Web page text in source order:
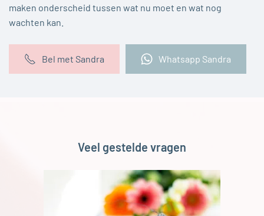
maken onderscheid tussen wat nu moet en wat nog
wachten kan.
Bel met Sandra Whatsapp Sandra
Veel gestelde vragen